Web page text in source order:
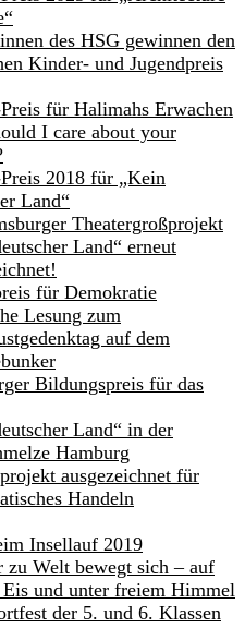
des HSG gewinnen den
Kinder- und Jugendpreis
für Halimahs Erwachen
I care about your
2018 für „Kein
Land“
Theatergroßprojekt
Land“ erneut
für Demokratie
Lesung zum
auf dem
Bildungspreis für das
Land“ in der
Hamburg
ausgezeichnet für
Handeln
Insellauf 2019
zu Welt bewegt sich – auf
und unter freiem Himmel
der 5. und 6. Klassen